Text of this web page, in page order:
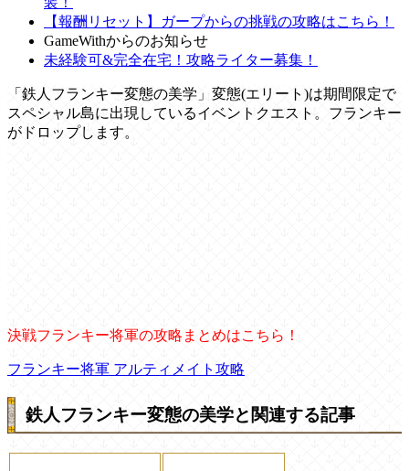
【報酬リセット】ガープからの挑戦の攻略はこちら！
GameWithからのお知らせ
未経験可&完全在宅！攻略ライター募集！
「鉄人フランキー変態の美学」変態(エリート)は期間限定で
スペシャル島に出現しているイベントクエスト。フランキー
がドロップします。
決戦フランキー将軍の攻略まとめはこちら！
フランキー将軍 アルティメイト攻略
鉄人フランキー変態の美学と関連する記事